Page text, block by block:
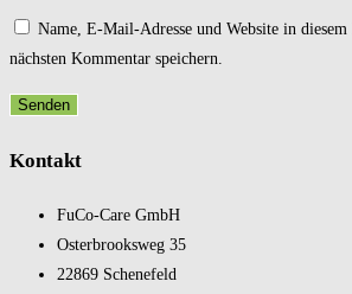
Name, E-Mail-Adresse und Website in
nächsten Kommentar speichern.
Kontakt
FuCo-Care GmbH
Oster­brooks­weg 35
22869 Schene­feld